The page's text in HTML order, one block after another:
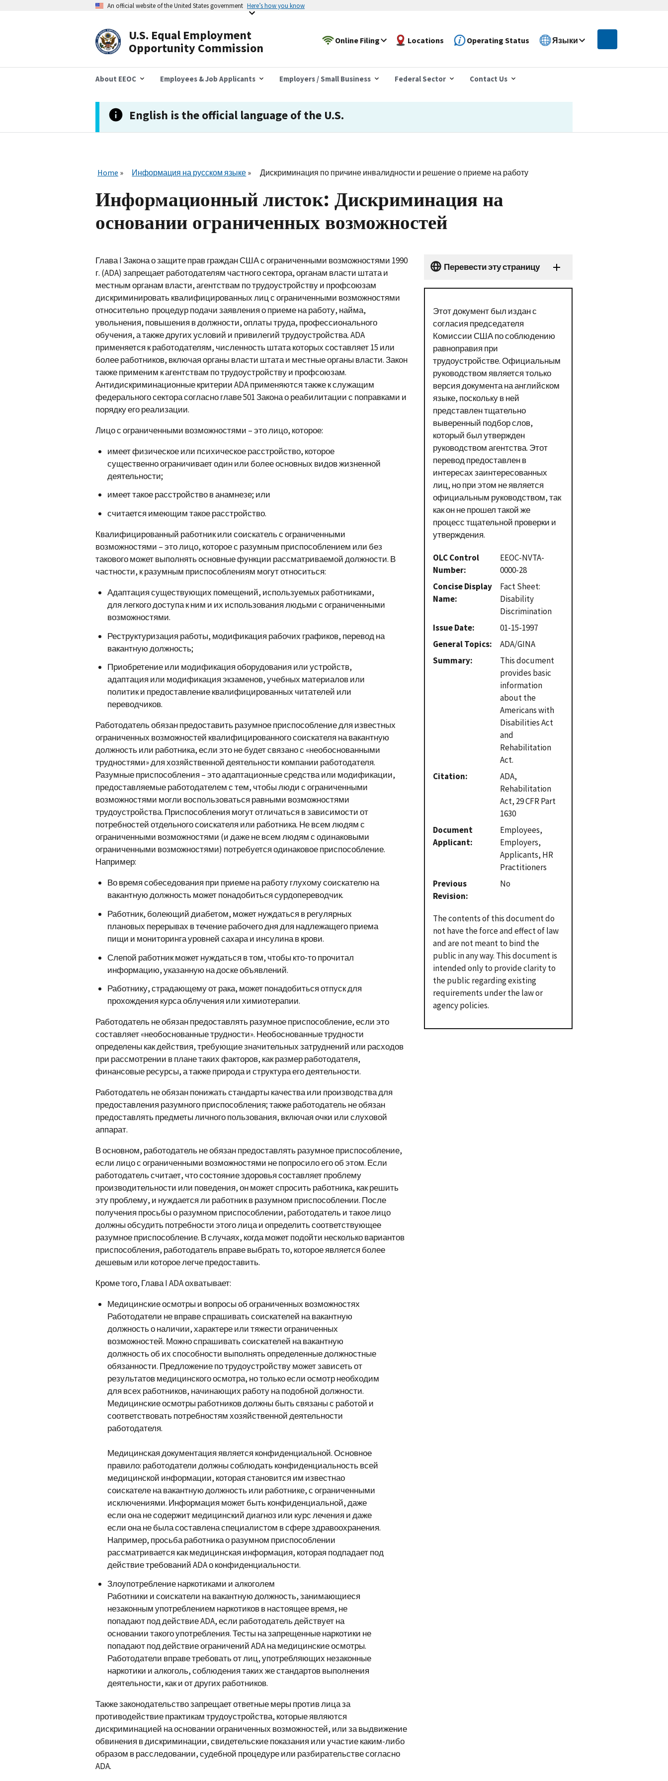
An official website of the United States government Here’s how you know
U.S. Equal Employment
Opportunity Commission
Online Filing Locations Operating Status Языки
About EEOC Employees & Job Applicants Employers / Small Business Federal Sector Contact Us
English is the official language of the U.S.
Home Информация на русском языке Дискриминация по причине инвалидности и решение о приеме на работу
Информационный листок: Дискриминация на
основании ограниченных возможностей
Перевести эту страницу
Этот документ был издан с
согласия председателя
Комиссии США по соблюдению
равноправия при
трудоустройстве. Официальным
руководством является только
версия документа на английском
языке, поскольку в ней
представлен тщательно
выверенный подбор слов,
который был утвержден
руководством агентства. Этот
перевод предоставлен в
интересах заинтересованных
лиц, но при этом не является
официальным руководством, так
как он не прошел такой же
процесс тщательной проверки и
утверждения.
OLC Control
Number
EEOC-NVTA-
0000-28
Concise Display
Name
Fact Sheet:
Disability
Discrimination
Issue Date
01-15-1997
General Topics
ADA/GINA
Summary
This document
provides basic
information
about the
Americans with
Disabilities Act
and
Rehabilitation
Act.
Citation
ADA,
Rehabilitation
Act, 29 CFR Part
1630
Document
Applicant
Employees,
Employers,
Applicants, HR
Practitioners
Previous
Revision
No
The contents of this document do
not have the force and effect of law
and are not meant to bind the
public in any way. This document is
intended only to provide clarity to
the public regarding existing
requirements under the law or
agency policies.
Глава I Закона о защите прав граждан США с ограниченными возможностями 1990
г. (ADA) запрещает работодателям частного сектора, органам власти штата и
местным органам власти, агентствам по трудоустройству и профсоюзам
дискриминировать квалифицированных лиц с ограниченными возможностями
относительно процедур подачи заявления о приеме на работу, найма,
увольнения, повышения в должности, оплаты труда, профессионального
обучения, а также других условий и привилегий трудоустройства. ADA
применяется к работодателям, численность штата которых составляет 15 или
более работников, включая органы власти штата и местные органы власти. Закон
также применим к агентствам по трудоустройству и профсоюзам.
Антидискриминационные критерии ADA применяются также к служащим
федерального сектора согласно главе 501 Закона о реабилитации с поправками и
порядку его реализации.
Лицо с ограниченными возможностями – это лицо, которое:
имеет физическое или психическое расстройство, которое
существенно ограничивает один или более основных видов жизненной
деятельности;
имеет такое расстройство в анамнезе; или
считается имеющим такое расстройство.
Квалифицированный работник или соискатель с ограниченными
возможностями – это лицо, которое с разумным приспособлением или без
такового может выполнять основные функции рассматриваемой должности. В
частности, к разумным приспособлениям могут относиться:
Адаптация существующих помещений, используемых работниками,
для легкого доступа к ним и их использования людьми с ограниченными
возможностями.
Реструктуризация работы, модификация рабочих графиков, перевод на
вакантную должность;
Приобретение или модификация оборудования или устройств,
адаптация или модификация экзаменов, учебных материалов или
политик и предоставление квалифицированных читателей или
переводчиков.
Работодатель обязан предоставить разумное приспособление для известных
ограниченных возможностей квалифицированного соискателя на вакантную
должность или работника, если это не будет связано с «необоснованными
трудностями» для хозяйственной деятельности компании работодателя.
Разумные приспособления – это адаптационные средства или модификации,
предоставляемые работодателем с тем, чтобы люди с ограниченными
возможностями могли воспользоваться равными возможностями
трудоустройства. Приспособления могут отличаться в зависимости от
потребностей отдельного соискателя или работника. Не всем людям с
ограниченными возможностями (и даже не всем людям с одинаковыми
ограниченными возможностями) потребуется одинаковое приспособление.
Например:
Во время собеседования при приеме на работу глухому соискателю на
вакантную должность может понадобиться сурдопереводчик.
Работник, болеющий диабетом, может нуждаться в регулярных
плановых перерывах в течение рабочего дня для надлежащего приема
пищи и мониторинга уровней сахара и инсулина в крови.
Слепой работник может нуждаться в том, чтобы кто-то прочитал
информацию, указанную на доске объявлений.
Работнику, страдающему от рака, может понадобиться отпуск для
прохождения курса облучения или химиотерапии.
Работодатель не обязан предоставлять разумное приспособление, если это
составляет «необоснованные трудности». Необоснованные трудности
определены как действия, требующие значительных затруднений или расходов
при рассмотрении в плане таких факторов, как размер работодателя,
финансовые ресурсы, а также природа и структура его деятельности.
Работодатель не обязан понижать стандарты качества или производства для
предоставления разумного приспособления; также работодатель не обязан
предоставлять предметы личного пользования, включая очки или слуховой
аппарат.
В основном, работодатель не обязан предоставлять разумное приспособление,
если лицо с ограниченными возможностями не попросило его об этом. Если
работодатель считает, что состояние здоровья составляет проблему
производительности или поведения, он может спросить работника, как решить
эту проблему, и нуждается ли работник в разумном приспособлении. После
получения просьбы о разумном приспособлении, работодатель и такое лицо
должны обсудить потребности этого лица и определить соответствующее
разумное приспособление. В случаях, когда может подойти несколько вариантов
приспособления, работодатель вправе выбрать то, которое является более
дешевым или которое легче предоставить.
Кроме того, Глава I ADA охватывает:
Медицинские осмотры и вопросы об ограниченных возможностях
Работодатели не вправе спрашивать соискателей на вакантную
должность о наличии, характере или тяжести ограниченных
возможностей. Можно спрашивать соискателей на вакантную
должность об их способности выполнять определенные должностные
обязанности. Предложение по трудоустройству может зависеть от
результатов медицинского осмотра, но только если осмотр необходим
для всех работников, начинающих работу на подобной должности.
Медицинские осмотры работников должны быть связаны с работой и
соответствовать потребностям хозяйственной деятельности
работодателя.
Медицинская документация является конфиденциальной. Основное
правило: работодатели должны соблюдать конфиденциальность всей
медицинской информации, которая становится им известнао
соискателе на вакантную должность или работнике, с ограниченными
исключениями. Информация может быть конфиденциальной, даже
если она не содержит медицинский диагноз или курс лечения и даже
если она не была составлена специалистом в сфере здравоохранения.
Например, просьба работника о разумном приспособлении
рассматривается как медицинская информация, которая подпадает под
действие требований ADA о конфиденциальности.
Злоупотребление наркотиками и алкоголем
Работники и соискатели на вакантную должность, занимающиеся
незаконным употреблением наркотиков в настоящее время, не
попадают под действие ADA, если работодатель действует на
основании такого употребления. Тесты на запрещенные наркотики не
попадают под действие ограничений ADA на медицинские осмотры.
Работодатели вправе требовать от лиц, употребляющих незаконные
наркотики и алкоголь, соблюдения таких же стандартов выполнения
деятельности, как и от других работников.
Также законодательство запрещает ответные меры против лица за
противодействие практикам трудоустройства, которые являются
дискриминацией на основании ограниченных возможностей, или за выдвижение
обвинения в дискриминации, свидетельские показания или участие каким-либо
образом в расследовании, судебной процедуре или разбирательстве согласно
ADA.